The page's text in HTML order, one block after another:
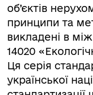
об’єктів
принципи та
викладені в
14020
Ця серія
української